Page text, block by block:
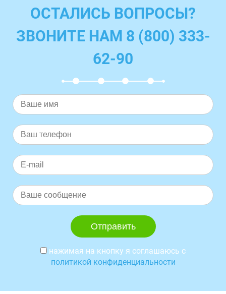
ОСТАЛИСЬ ВОПРОСЫ?
ЗВОНИТЕ НАМ 8 (800) 333-
62-90
нажимая на кнопку я соглашаюсь с
политикой конфиденциальности